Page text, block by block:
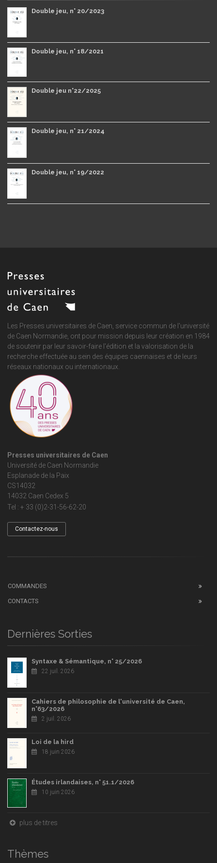
Double jeu, n° 20/2023
Double jeu, n° 18/2021
Double jeu n°22/2025
Double jeu, n° 21/2024
Double jeu, n° 19/2022
Les Presses universitaires de Caen, service commun de l'université
de Caen Normandie , ont pour mission depuis leur création en 1984
de soutenir par leur savoir-faire l'édition et la valorisation de la
recherche effectuée au sein des équipes caennaises et de leurs
réseaux nationaux ou internationaux.
Presses universitaires de Caen
Université de Caen Normandie
Esplanade de la Paix
CS14032
14032 Caen Cedex 5
Tel : + 33 (0)2-31-56-62-20
Contactez-nous
COMMANDES
CONTACTS
Dernières Sorties
Syntaxe & Sémantique, n° 25/2026
22 juil. 2026
Cahiers de philosophie de l'université de Caen,
n°63/2026
2 juil. 2026
Loi de la hird
18 juin 2026
Études irlandaises, n° 51.1/2026
10 juin 2026
plus de titres
Thèmes